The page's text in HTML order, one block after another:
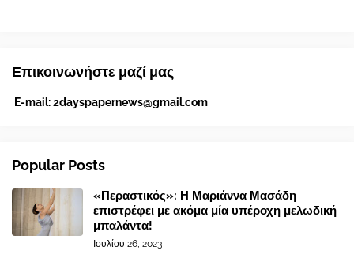
Επικοινωνήστε μαζί μας
E-mail:2dayspapernews@gmail.com
Popular Posts
«Περαστικός»: Η Μαριάννα Μασάδη
επιστρέφει με ακόμα μία υπέροχη μελωδική
μπαλάντα!
Ιουλίου 26, 2023